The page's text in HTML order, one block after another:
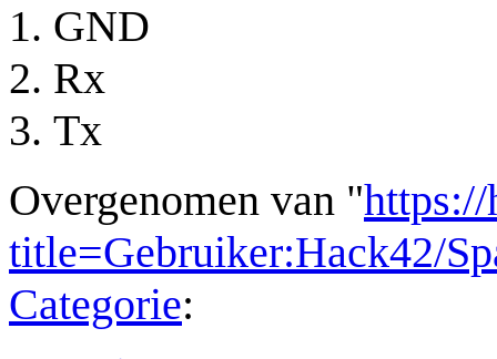
GND
Rx
Tx
Overgenomen van "
title=Gebruiker:Hack42/
Categorie: